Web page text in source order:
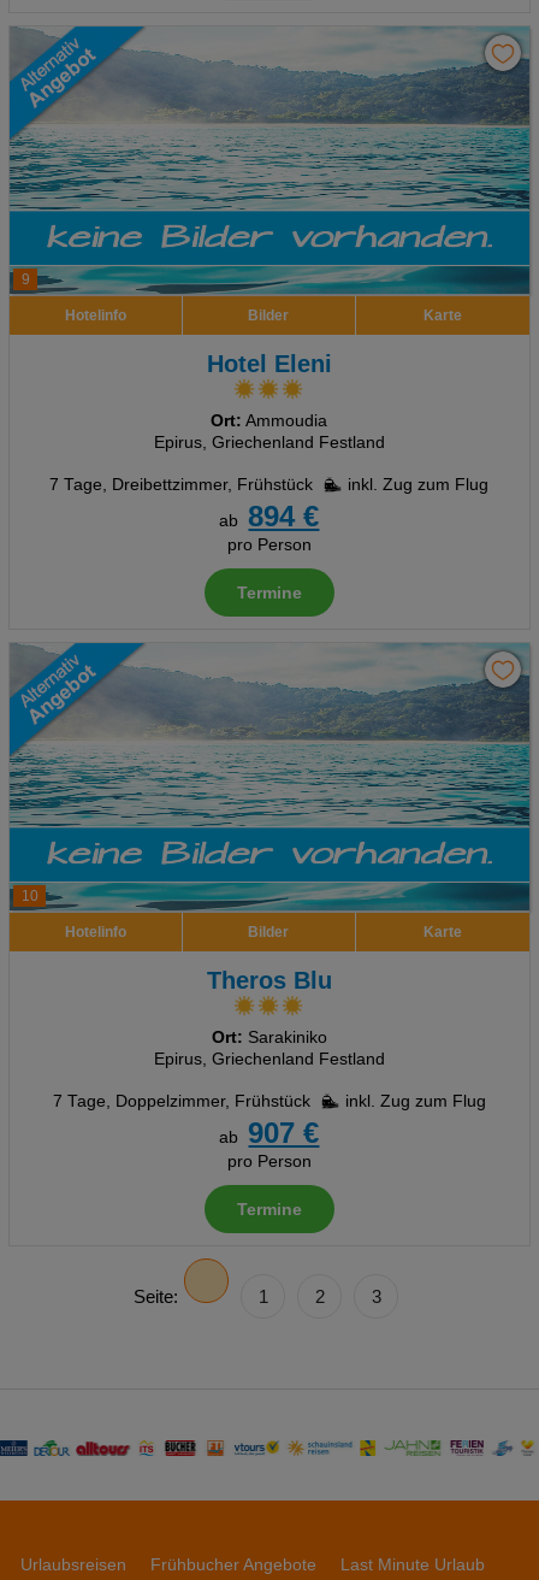
9
Hotelinfo Bilder Karte
Hotel Eleni
Ort: Ammoudia
Epirus, Griechenland Festland
7 Tage, Dreibettzimmer, Frühstück
inkl. Zug zum Flug
ab
894 €
pro Person
Termine
10
Hotelinfo Bilder Karte
Theros Blu
Ort: Sarakiniko
Epirus, Griechenland Festland
7 Tage, Doppelzimmer, Frühstück
inkl. Zug zum Flug
ab
907 €
pro Person
Termine
Seite: 1 2 3
Urlaubsreisen Frühbucher Angebote Last Minute Urlaub